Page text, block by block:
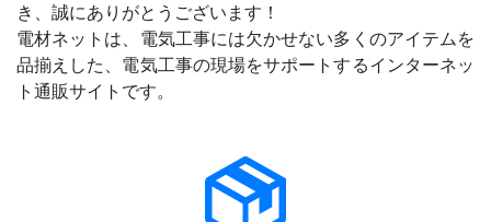
き、誠にありがとうございます！
電材ネットは、電気工事には欠かせない多くのアイテムを
品揃えした、電気工事の現場をサポートするインターネッ
ト通販サイトです。